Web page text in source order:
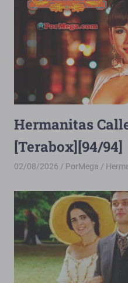
Hermanitas
[Terabox][94/94]
02/08/2026 PorMega